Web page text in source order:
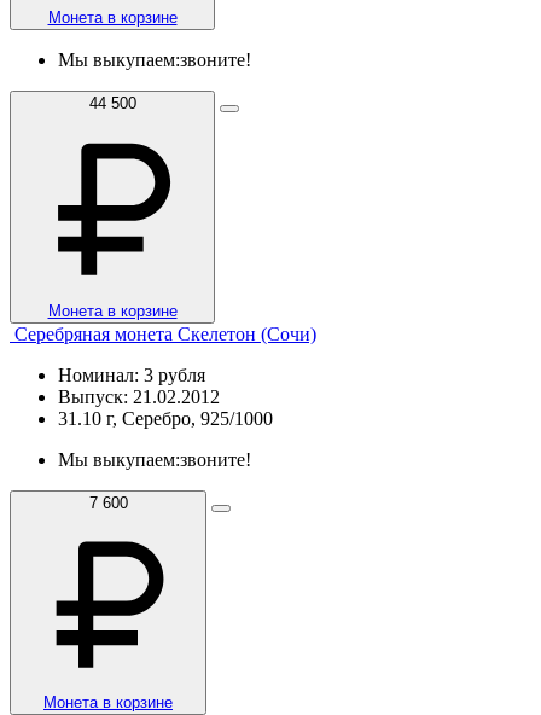
Монета в корзине
Мы выкупаем:звоните!
44 500
Монета в корзине
Серебряная монета Скелетон (Сочи)
Номинал: 3 рубля
Выпуск: 21.02.2012
31.10 г, Серебро, 925/1000
Мы выкупаем:звоните!
7 600
Монета в корзине